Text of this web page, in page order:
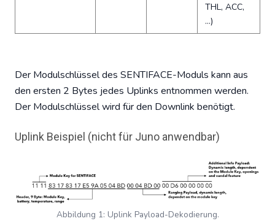
THL, ACC,
…)
Der Modulschlüssel des SENTIFACE-Moduls kann aus
den ersten 2 Bytes jedes Uplinks entnommen werden.
Der Modulschlüssel wird für den Downlink benötigt.
Uplink Beispiel (nicht für Juno anwendbar)
Abbildung 1: Uplink Payload-Dekodierung.